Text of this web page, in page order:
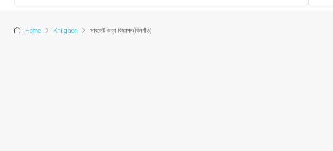
Home Khilgaon সাবলেট ভাড়া বিজ্ঞাপন(খিলগাঁও)